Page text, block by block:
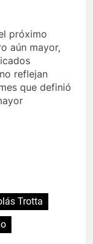
próximo
aún mayor,
reflejan
que definió
Trotta